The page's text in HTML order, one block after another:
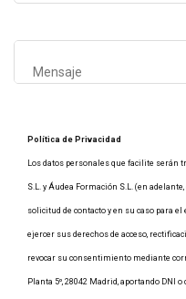
Política de Privacidad
Los datos personales que facilite serán
S.L. y Áudea Formación S.L. (en
solicitud de contacto y en su caso para
ejercer sus derechos de acceso,
revocar su consentimiento mediante
Planta 5º, 28042 Madrid, aportando DNI